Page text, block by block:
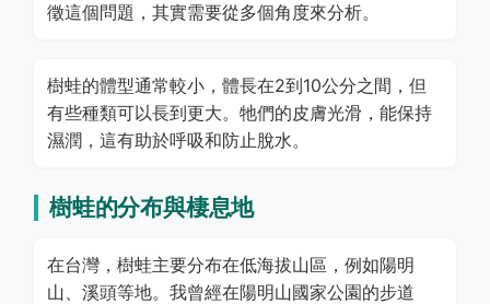
徵這個問題，其實需要從多個角度來分析。
樹蛙的體型通常較小，體長在2到10公分之間，但
有些種類可以長到更大。牠們的皮膚光滑，能保持
濕潤，這有助於呼吸和防止脫水。
樹蛙的分布與棲息地
在台灣，樹蛙主要分布在低海拔山區，例如陽明
山、溪頭等地。我曾經在陽明山國家公園的步道